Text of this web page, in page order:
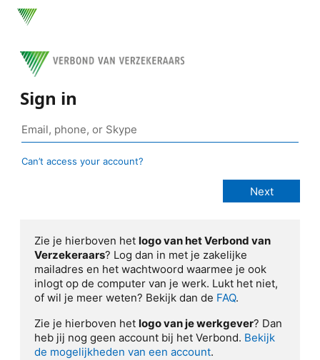
Sign in
Can’t access your account?
Zie je hierboven het logo van het Verbond van
Verzekeraars? Log dan in met je zakelijke
mailadres en het wachtwoord waarmee je ook
inlogt op de computer van je werk. Lukt het niet,
of wil je meer weten? Bekijk dan de FAQ.
Zie je hierboven het logo van je werkgever? Dan
heb jij nog geen account bij het Verbond. Bekijk
de mogelijkheden van een account.